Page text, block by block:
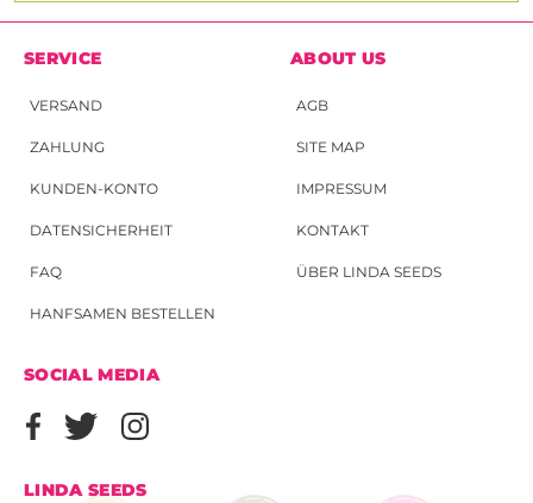
SERVICE
VERSAND
ZAHLUNG
KUNDEN-KONTO
DATENSICHERHEIT
FAQ
HANFSAMEN BESTELLEN
ABOUT US
AGB
SITE MAP
IMPRESSUM
KONTAKT
ÜBER LINDA SEEDS
SOCIAL MEDIA
LINDA SEEDS